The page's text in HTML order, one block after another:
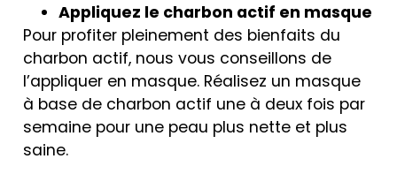
Appliquez le charbon actif en masque
Pour profiter pleinement des bienfaits du
charbon actif, nous vous conseillons de
l’appliquer en masque. Réalisez un masque
à base de charbon actif une à deux fois par
semaine pour une peau plus nette et plus
saine.